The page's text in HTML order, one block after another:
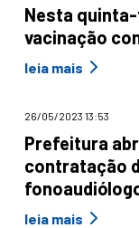
Nesta
vacinação
leia mais
26/05/2023 13:53
Prefeitura
contratação
leia mais